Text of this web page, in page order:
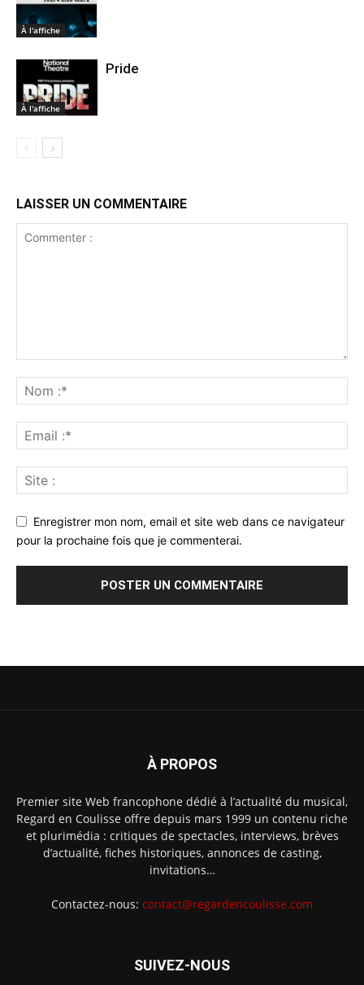
À l'affiche
À l'affiche
Pride
LAISSER UN COMMENTAIRE
Enregistrer mon nom, email et site web dans ce navigateur
pour la prochaine fois que je commenterai.
À PROPOS
Premier site Web francophone dédié à l’actualité du musical,
Regard en Coulisse offre depuis mars 1999 un contenu riche
et plurimédia : critiques de spectacles, interviews, brèves
d’actualité, fiches historiques, annonces de casting,
invitations…
Contactez-nous: contact@regardencoulisse.com
SUIVEZ-NOUS